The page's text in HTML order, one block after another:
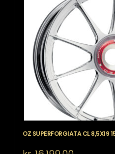
OZ SUPERFORGIATA CL 8,5X19